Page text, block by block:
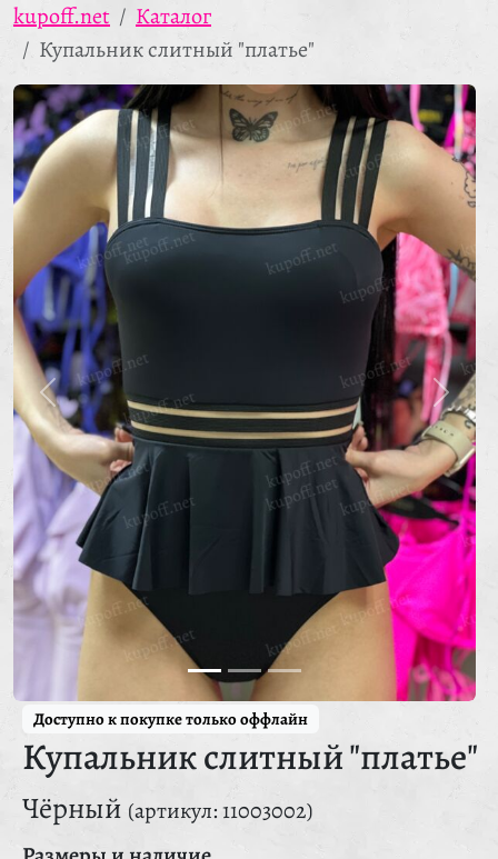
kupoff.net
Каталог
Купальник слитный "платье"
Доступно к покупке только оффлайн
Купальник слитный "платье"
Чёрный (артикул: 11003002)